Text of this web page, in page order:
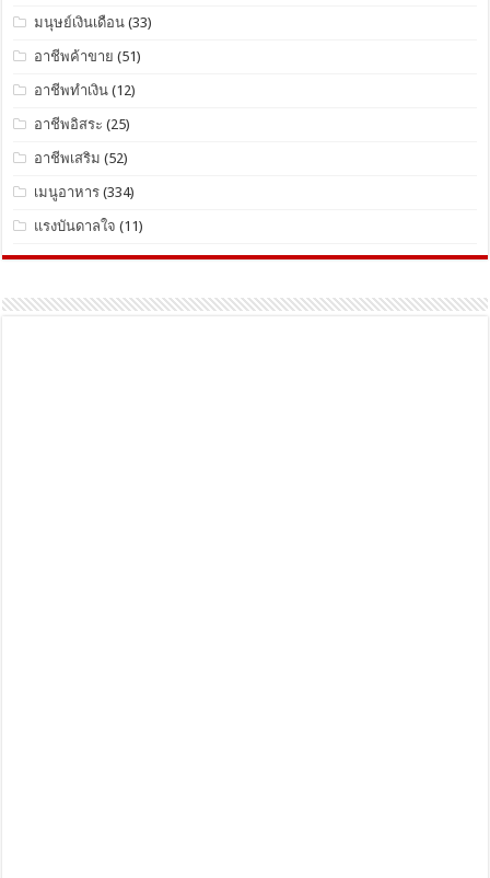
มนุษย์เงินเดือน (33)
อาชีพค้าขาย (51)
อาชีพทำเงิน (12)
อาชีพอิสระ (25)
อาชีพเสริม (52)
เมนูอาหาร (334)
แรงบันดาลใจ (11)